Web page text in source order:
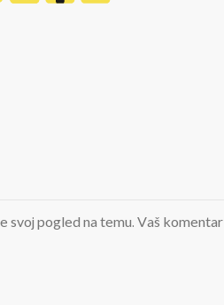
svoj pogled na temu. Vaš komentar